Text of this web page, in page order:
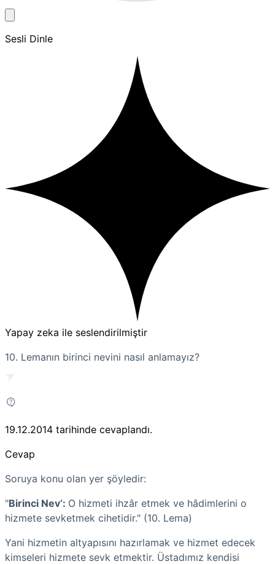
Sesli Dinle
Yapay zeka ile seslendirilmiştir
10. Lemanın birinci nevini nasıl anlamayız?
19.12.2014 tarihinde cevaplandı.
Cevap
Soruya konu olan yer şöyledir:
"Birinci Nev‘: O hizmeti ihzâr etmek ve hâdimlerini o
hizmete sevketmek cihetidir." (10. Lema)
Yani hizmetin altyapısını hazırlamak ve hizmet edecek
kimseleri hizmete sevk etmektir. Üstadımız kendisi